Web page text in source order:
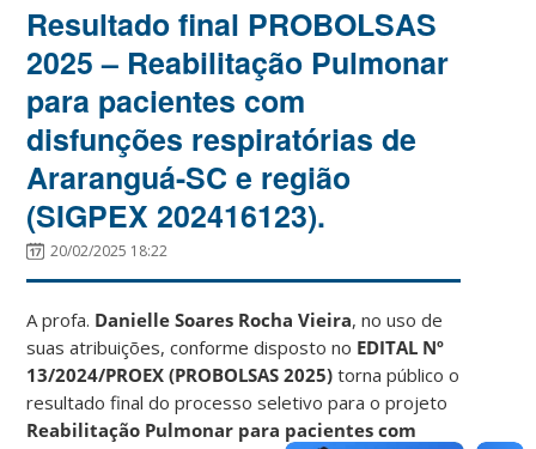
Resultado final PROBOLSAS
2025 – Reabilitação Pulmonar
para pacientes com
disfunções respiratórias de
Araranguá-SC e região
(SIGPEX 202416123).
20/02/2025 18:22
A profa. Danielle Soares Rocha Vieira, no uso de
suas atribuições, conforme disposto no EDITAL Nº
13/2024/PROEX (PROBOLSAS 2025)torna público o
resultado final do processo seletivo para o projeto
Reabilitação Pulmonar para pacientes com